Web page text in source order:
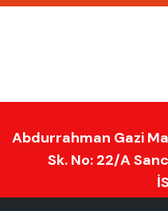
Abdurrahman Gazi
Sk. No: 22/A